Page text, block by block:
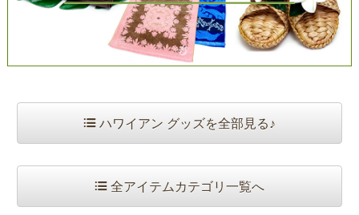
ハワイアン グッズを全部見る♪
全アイテムカテゴリ一覧へ